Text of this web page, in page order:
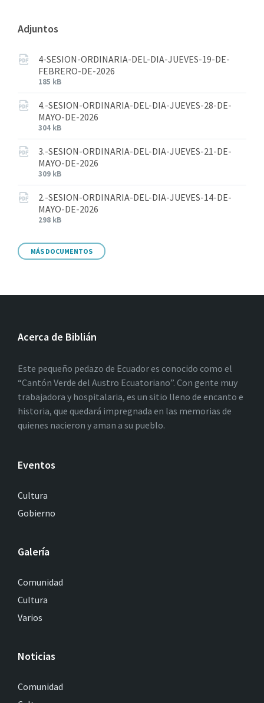
Adjuntos
4-SESION-ORDINARIA-DEL-DIA-JUEVES-19-DE-
FEBRERO-DE-2026
185 kB
4.-SESION-ORDINARIA-DEL-DIA-JUEVES-28-DE-
MAYO-DE-2026
304 kB
3.-SESION-ORDINARIA-DEL-DIA-JUEVES-21-DE-
MAYO-DE-2026
309 kB
2.-SESION-ORDINARIA-DEL-DIA-JUEVES-14-DE-
MAYO-DE-2026
298 kB
MÁS DOCUMENTOS
Acerca de Biblián
Este pequeño pedazo de Ecuador es conocido como el
“Cantón Verde del Austro Ecuatoriano”. Con gente muy
trabajadora y hospitalaria, es un sitio lleno de encanto e
historia, que quedará impregnada en las memorias de
quienes nacieron y aman a su pueblo.
Eventos
Cultura
Gobierno
Galería
Comunidad
Cultura
Varios
Noticias
Comunidad